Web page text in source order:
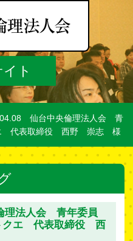
ト
仙台中央倫理法人会 青
エ 代表取締役 西野 崇志 様
理法人会 青年委員
クエ 代表取締役 西